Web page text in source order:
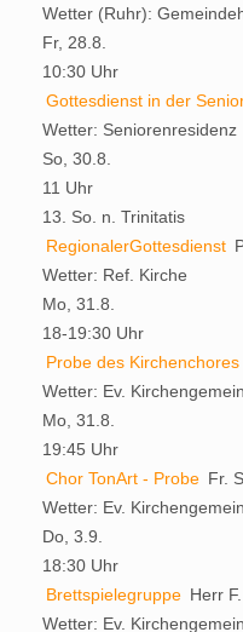
Wetter (Ruhr):
Fr, 28.8.
10:30 Uhr
Gottesdienst in der
Wetter: Seniorenresidenz
So, 30.8.
11 Uhr
13. So. n. Trinitatis
RegionalerGottesdienst
Wetter: Ref. Kirche
Mo, 31.8.
18-19:30 Uhr
Probe des Kirchenchores
Wetter: Ev.
Mo, 31.8.
19:45 Uhr
Chor TonArt - Probe Fr.
Wetter: Ev.
Do, 3.9.
18:30 Uhr
Brettspielegruppe Herr
Wetter: Ev.